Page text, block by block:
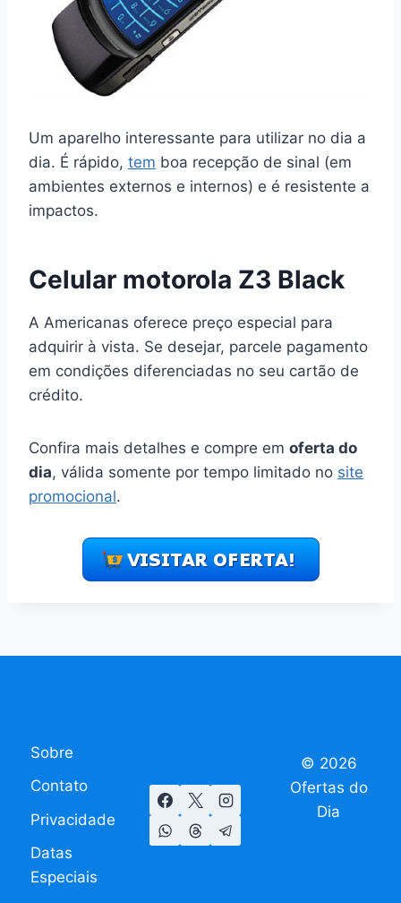
Um aparelho interessante para utilizar no dia a
dia. É rápido, tem boa recepção de sinal (em
ambientes externos e internos) e é resistente a
impactos.
Celular motorola Z3 Black
A Americanas oferece preço especial para
adquirir à vista. Se desejar, parcele pagamento
em condições diferenciadas no seu cartão de
crédito.
Confira mais detalhes e compre em oferta do
dia, válida somente por tempo limitado no site
promocional.
Sobre
Contato
Privacidade
Datas
Especiais
© 2026
Ofertas do
Dia